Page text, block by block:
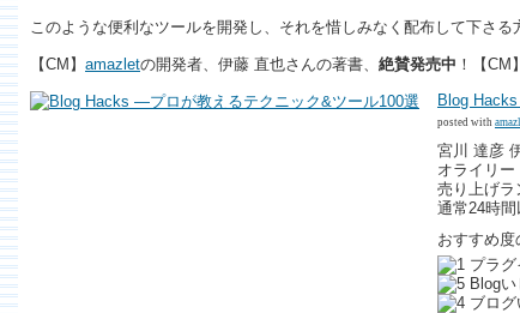
このような便利なツールを開発し、それを惜しみなく配布して下さ
【CM】 amazletの開発者、伊藤 直也さんの著書、 絶賛発売中 ！【CM】
Blog
posted with
宮川 達彦
オライリー
売り上げラ
通常24時間
おすすめ度
プラ
Blog
ブログ